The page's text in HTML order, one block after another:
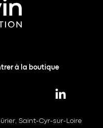
à la boutique
Saint-Cyr-sur-Loire